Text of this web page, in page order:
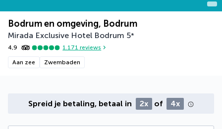
Bodrum en omgeving, Bodrum
Mirada Exclusive Hotel Bodrum 5*
4,9 1.171 reviews
Aan zee Zwembaden
Spreid je betaling, betaal in 2x of 4x